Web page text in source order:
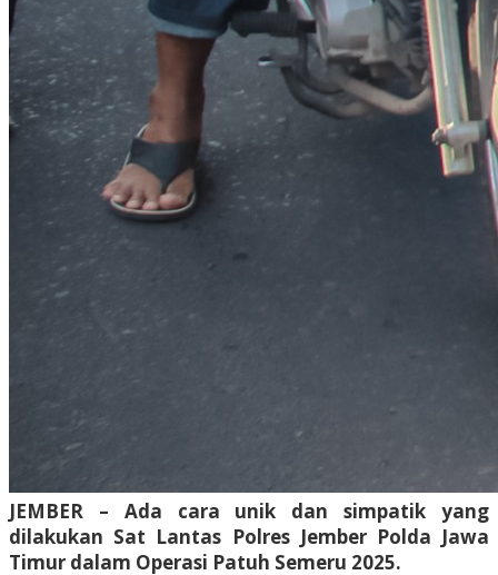
JEMBER – Ada cara unik dan simpatik yang
dilakukan Sat Lantas Polres Jember Polda Jawa
Timur dalam Operasi Patuh Semeru 2025.